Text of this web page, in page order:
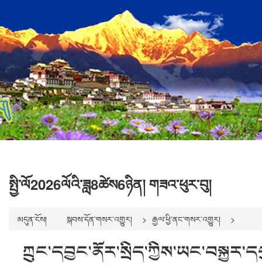
སྤྱི་ལོ2026ལོའི་ཟླ8ཚེས6ཉིན། གཟའ་ཕུར་བུ།
མདུན་ངོས། སྐབས་དོན་གསར་འགྱུར། རྒྱལ་ཕྱི་ནང་གསར་འགྱུར།